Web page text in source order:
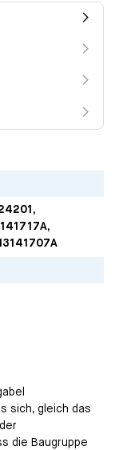
sich, gleich das
die Baugruppe